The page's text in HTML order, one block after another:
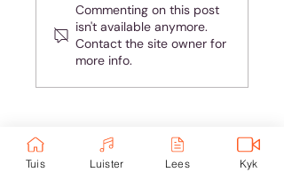
nie
Commenting on this post
isn't available anymore.
Contact the site owner for
more info.
Ondersteun eKerk:
Tuis Luister Lees Kyk